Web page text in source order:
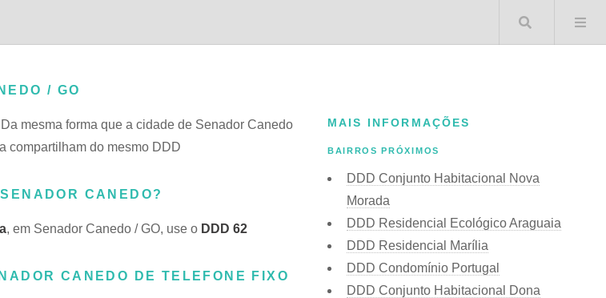
Buscar
/ GO
mesma forma que a cidade de Senador Canedo
compartilham do mesmo DDD
CANEDO?
, em Senador Canedo / GO, use o DDD 62
CANEDO DE TELEFONE FIXO
MAIS INFORMAÇÕES
BAIRROS PRÓXIMOS
DDD Conjunto Habitacional Nova
Morada
DDD Residencial Ecológico Araguaia
DDD Residencial Marília
DDD Condomínio Portugal
DDD Conjunto Habitacional Dona